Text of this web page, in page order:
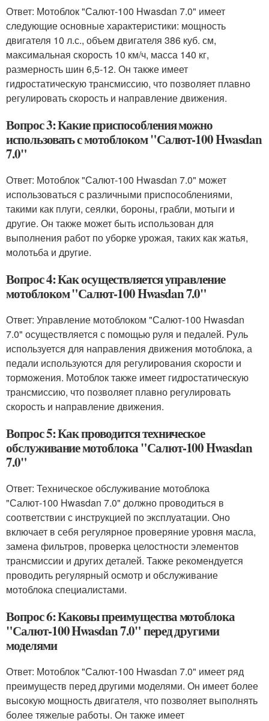
Ответ: Мотоблок "Салют-100 Hwasdan 7.0" имеет
следующие основные характеристики: мощность
двигателя 10 л.с., объем двигателя 386 куб. см,
максимальная скорость 10 км/ч, масса 140 кг,
размерность шин 6,5-12. Он также имеет
гидростатическую трансмиссию, что позволяет плавно
регулировать скорость и направление движения.
Вопрос 3: Какие приспособления можно
использовать с мотоблоком "Салют-100 Hwasdan
7.0"
Ответ: Мотоблок "Салют-100 Hwasdan 7.0" может
использоваться с различными приспособлениями,
такими как плуги, сеялки, бороны, грабли, мотыги и
другие. Он также может быть использован для
выполнения работ по уборке урожая, таких как жатья,
молотьба и другие.
Вопрос 4: Как осуществляется управление
мотоблоком "Салют-100 Hwasdan 7.0"
Ответ: Управление мотоблоком "Салют-100 Hwasdan
7.0" осуществляется с помощью руля и педалей. Руль
используется для направления движения мотоблока, а
педали используются для регулирования скорости и
торможения. Мотоблок также имеет гидростатическую
трансмиссию, что позволяет плавно регулировать
скорость и направление движения.
Вопрос 5: Как проводится техническое
обслуживание мотоблока "Салют-100 Hwasdan
7.0"
Ответ: Техническое обслуживание мотоблока
"Салют-100 Hwasdan 7.0" должно проводиться в
соответствии с инструкцией по эксплуатации. Оно
включает в себя регулярное проверяние уровня масла,
замена фильтров, проверка целостности элементов
трансмиссии и других деталей. Также рекомендуется
проводить регулярный осмотр и обслуживание
мотоблока специалистами.
Вопрос 6: Каковы преимущества мотоблока
"Салют-100 Hwasdan 7.0" перед другими
моделями
Ответ: Мотоблок "Салют-100 Hwasdan 7.0" имеет ряд
преимуществ перед другими моделями. Он имеет более
высокую мощность двигателя, что позволяет выполнять
более тяжелые работы. Он также имеет